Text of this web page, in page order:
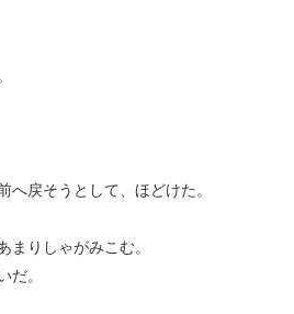
戻そうとして、ほどけた。
りしゃがみこむ。
。